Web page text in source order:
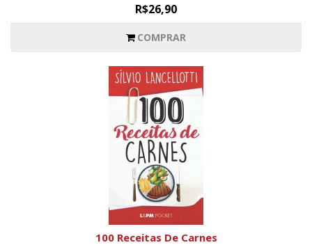
R$26,90
COMPRAR
100 Receitas De Carnes